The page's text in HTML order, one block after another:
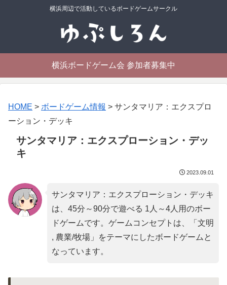
横浜周辺で活動しているボードゲームサークル
横浜ボードゲーム会 参加者募集中
HOME > ボードゲーム情報 > サンタマリア：エクスプロ
ーション・デッキ
サンタマリア：エクスプローション・デッ
キ
2023.09.01
サンタマリア：エクスプローション・デッキ
は、45分～90分で遊べる 1人～4人用のボー
ドゲームです。ゲームコンセプトは、「 文明
, 農業/牧場」をテーマにしたボードゲームと
なっています。